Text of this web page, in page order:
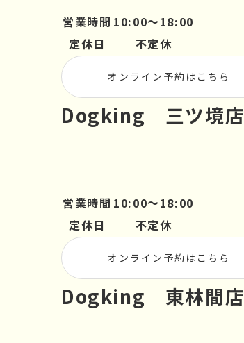
営業時間 10:00～18:00
定休日
不定休
オンライン予約はこちら
Dogking 三ツ境店
営業時間 10:00～18:00
定休日
不定休
オンライン予約はこちら
Dogking 東林間店